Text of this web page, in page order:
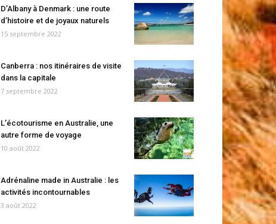
D’Albany à Denmark : une route
d’histoire et de joyaux naturels
15 septembre 2022
Canberra : nos itinéraires de visite
dans la capitale
7 septembre 2022
L’écotourisme en Australie, une
autre forme de voyage
10 août 2022
Adrénaline made in Australie : les
activités incontournables
3 août 2022